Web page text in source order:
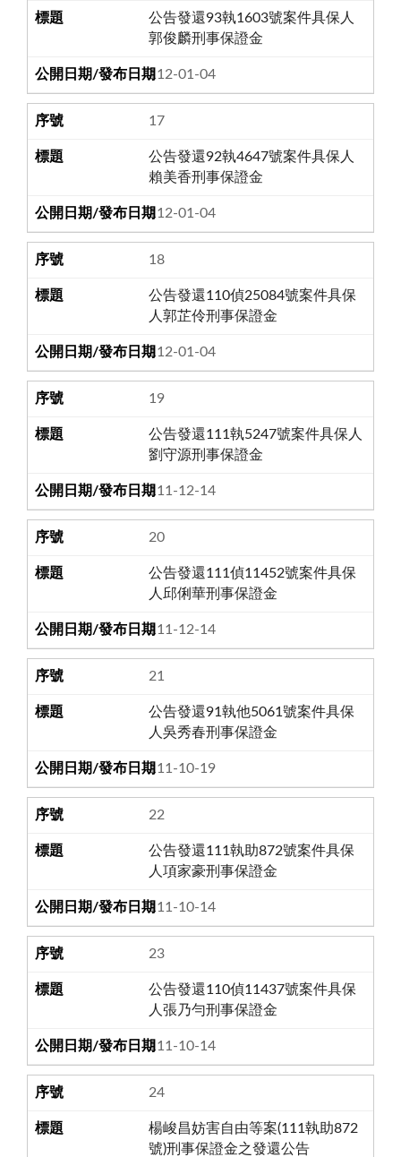
公告發還93執1603號案件具保人
郭俊麟刑事保證金
112-01-04
17
公告發還92執4647號案件具保人
賴美香刑事保證金
112-01-04
18
公告發還110偵25084號案件具保
人郭芷伶刑事保證金
112-01-04
19
公告發還111執5247號案件具保人
劉守源刑事保證金
111-12-14
20
公告發還111偵11452號案件具保
人邱俐華刑事保證金
111-12-14
21
公告發還91執他5061號案件具保
人吳秀春刑事保證金
111-10-19
22
公告發還111執助872號案件具保
人項家豪刑事保證金
111-10-14
23
公告發還110偵11437號案件具保
人張乃勻刑事保證金
111-10-14
24
楊峻昌妨害自由等案(111執助872
號)刑事保證金之發還公告